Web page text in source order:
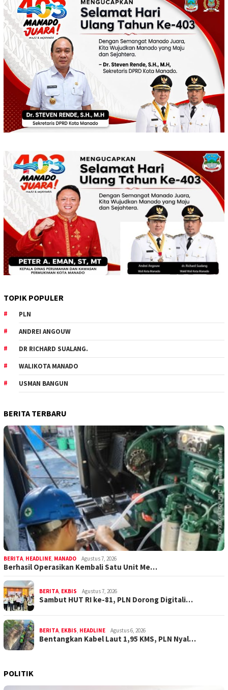
TOPIK POPULER
PLN
ANDREI ANGOUW
DR RICHARD SUALANG.
WALIKOTA MANADO
USMAN BANGUN
BERITA TERBARU
BERITA, HEADLINE, MANADO Agustus 7, 2026
Berhasil Operasikan Kembali Satu Unit Me…
BERITA, EKBIS Agustus 7, 2026
Sambut HUT RI ke-81, PLN Dorong Digitali…
BERITA, EKBIS, HEADLINE Agustus 6, 2026
Bentangkan Kabel Laut 1,95 KMS, PLN Nyal…
POLITIK